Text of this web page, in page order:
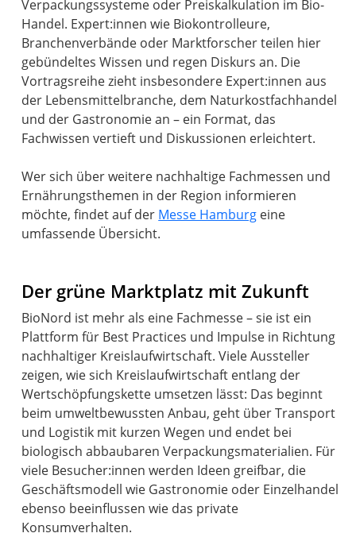
Verpackungssysteme oder Preiskalkulation im Bio-
Handel. Expert:innen wie Biokontrolleure,
Branchenverbände oder Marktforscher teilen hier
gebündeltes Wissen und regen Diskurs an. Die
Vortragsreihe zieht insbesondere Expert:innen aus
der Lebensmittelbranche, dem Naturkostfachhandel
und der Gastronomie an – ein Format, das
Fachwissen vertieft und Diskussionen erleichtert.
Wer sich über weitere nachhaltige Fachmessen und
Ernährungsthemen in der Region informieren
möchte, findet auf der Messe Hamburg eine
umfassende Übersicht.
Der grüne Marktplatz mit Zukunft
BioNord ist mehr als eine Fachmesse – sie ist ein
Plattform für Best Practices und Impulse in Richtung
nachhaltiger Kreislaufwirtschaft. Viele Aussteller
zeigen, wie sich Kreislaufwirtschaft entlang der
Wertschöpfungskette umsetzen lässt: Das beginnt
beim umweltbewussten Anbau, geht über Transport
und Logistik mit kurzen Wegen und endet bei
biologisch abbaubaren Verpackungsmaterialien. Für
viele Besucher:innen werden Ideen greifbar, die
Geschäftsmodell wie Gastronomie oder Einzelhandel
ebenso beeinflussen wie das private
Konsumverhalten.